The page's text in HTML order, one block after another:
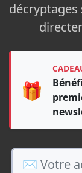
décryptages
🎁